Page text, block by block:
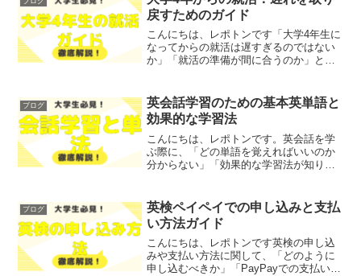
戻すためのガイド
こんにちは、レポトンです「大学4年生に
なってからの就活は遅すぎるのではない
か」「就活の準備が間に合うのか」とお
取り戻すための具体的な方法をわかりや
すく解説します！レポト...
ブログ
英会話学習のための基本英単語と
効果的な学習法
こんにちは、レポトンです。英会話を学
ぶ際に、「どの単語を覚えればいいのか
分からない」「効果的な学習法が知りた
語や効果的な学習法を、わかりやすく解
説します！レポトンこの記...
ブログ
英検ペイペイでの申し込みと支払
い方法ガイド
こんにちは、レポトンです英検の申し込
みや支払い方法に関して、「どのように
申し込むべきか」「PayPayでの支払いは